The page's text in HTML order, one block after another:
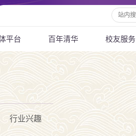
平台 百年清华 校友服务
行业兴趣